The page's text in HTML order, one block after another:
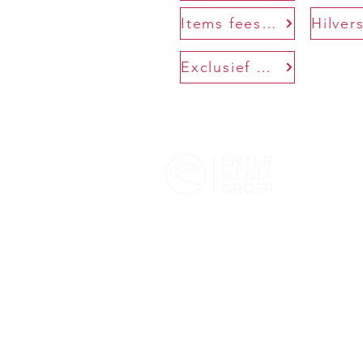
Items feestdagen
Exclusief Gooi en Eembode